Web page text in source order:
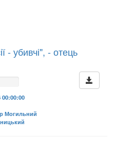
- убивчі", - отець
00:00:00
Могильний